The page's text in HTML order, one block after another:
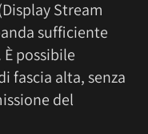
Stream
sufficiente
È possibile
fascia alta, senza
del